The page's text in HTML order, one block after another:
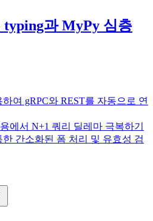
과 MyPy 심층
하여 gRPC와 REST를 자동으로 연
에서 N+1 쿼리 딜레마 극복하기
간소화된 폼 처리 및 유효성 검